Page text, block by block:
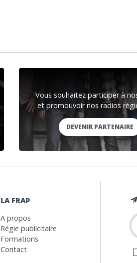
Vous souhaitez participer à
et promouvoir nos radios
DEVENIR PARTENAIRE
LA FRAP
A propos
Régie publicitaire
Formations
Contact